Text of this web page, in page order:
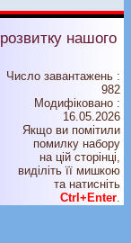
розвитку нашого
Число завантажень :
982
Модифіковано :
16.05.2026
Якщо ви помітили
помилку набору
на цiй сторiнцi,
видiлiть її мишкою
та натисніть
Ctrl+Enter.